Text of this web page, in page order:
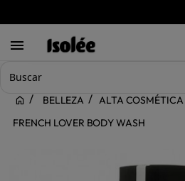

BELLEZA ALTA COSMÉTICA
FRENCH LOVER BODY WASH